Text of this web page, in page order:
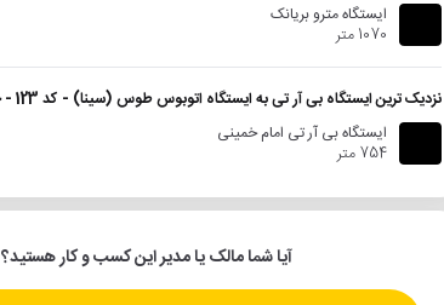
ایستگاه مترو بریانک
1070 متر
نزدیک ترین ایستگاه بی آر تی به ایستگاه اتوبوس طوس (سینا) - کد 123 - جنوب به شمال
ایستگاه بی آر تی امام خمینی
754 متر
آیا شما مالک یا مدیر این کسب و کار هستید؟